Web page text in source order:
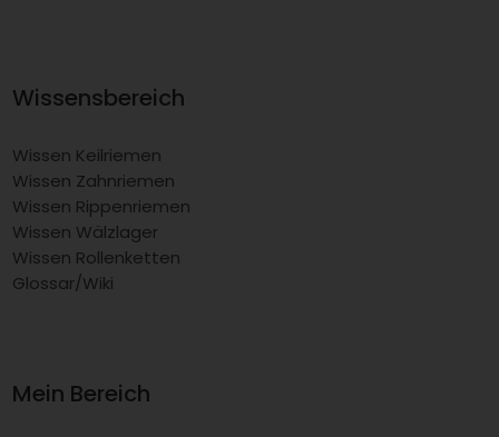
Wissensbereich
Wissen Keilriemen
Wissen Zahnriemen
Wissen Rippenriemen
Wissen Wälzlager
Wissen Rollenketten
Glossar/Wiki
Mein Bereich